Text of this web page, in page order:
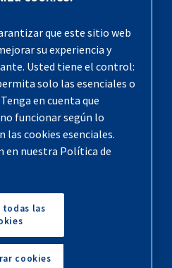
los derechos
Volver arriba
que este sitio web
su experiencia y
Usted tiene el control:
solo las esenciales o
en cuenta que
funcionar según lo
cookies esenciales.
en nuestra Política de
todas las
cookies